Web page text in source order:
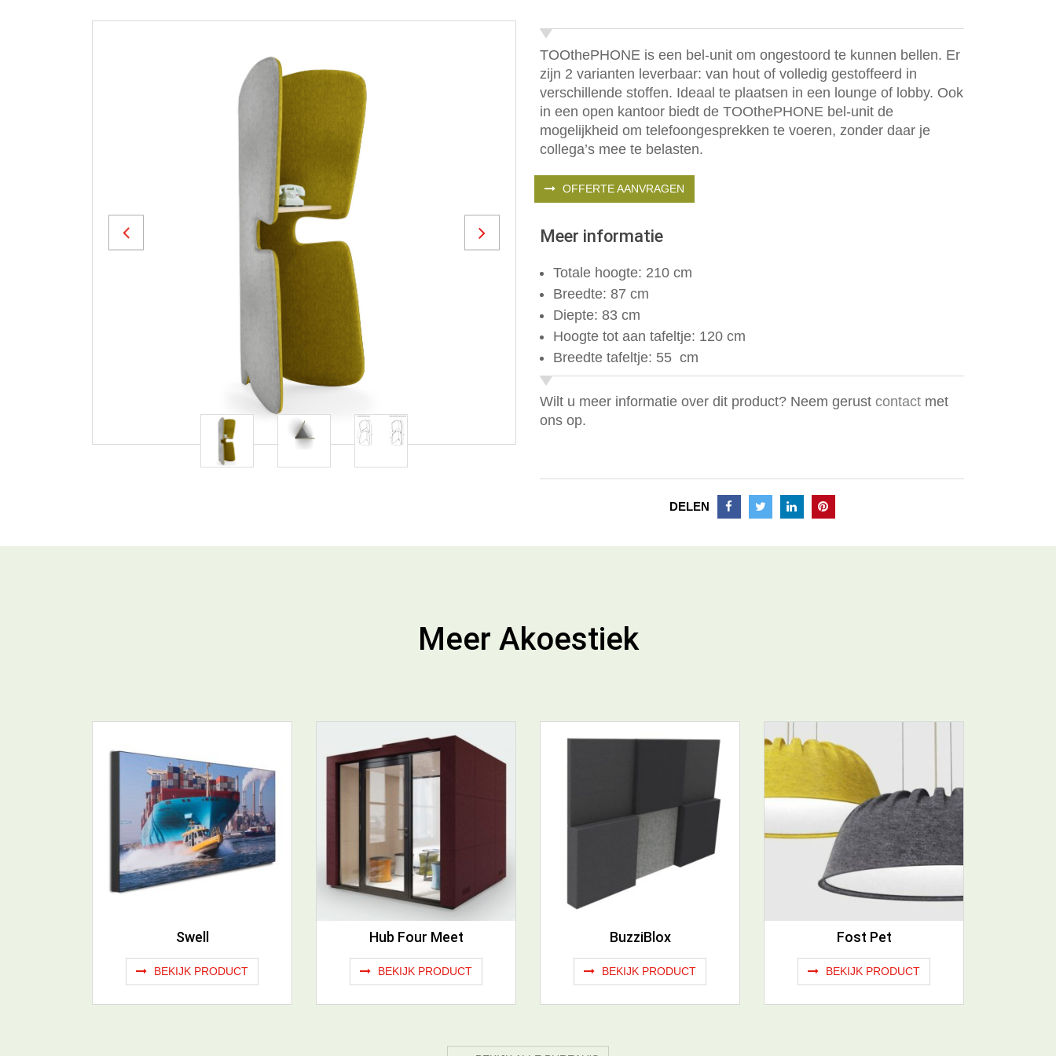
Previous Next
TOOthePHONE is een bel-unit om ongestoord te kunnen bellen. Er
zijn 2 varianten leverbaar: van hout of volledig gestoffeerd in
verschillende stoffen. Ideaal te plaatsen in een lounge of lobby. Ook
in een open kantoor biedt de TOOthePHONE bel-unit de
mogelijkheid om telefoongesprekken te voeren, zonder daar je
collega’s mee te belasten.
OFFERTE AANVRAGEN
Meer informatie
Totale hoogte: 210 cm
Breedte: 87 cm
Diepte: 83 cm
Hoogte tot aan tafeltje: 120 cm
Breedte tafeltje: 55 cm
Wilt u meer informatie over dit product? Neem gerust contact met
ons op.
DELEN
Meer Akoestiek
Swell
BEKIJK PRODUCT
Hub Four Meet
BEKIJK PRODUCT
BuzziBlox
BEKIJK PRODUCT
Fost Pet
BEKIJK PRODUCT